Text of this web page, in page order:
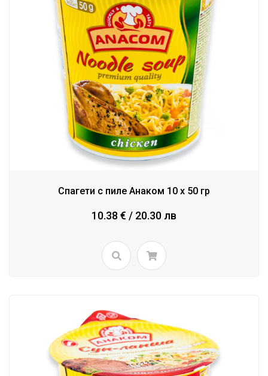
Спагети с пиле Анаком 10 x 50 гр
10.38 € / 20.30 лв